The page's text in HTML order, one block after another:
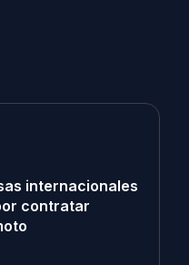
internacionales
contratar